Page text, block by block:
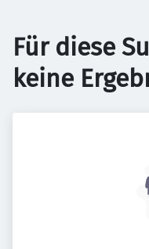
Für diese
keine